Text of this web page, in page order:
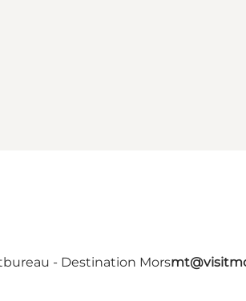
- Destination Mors